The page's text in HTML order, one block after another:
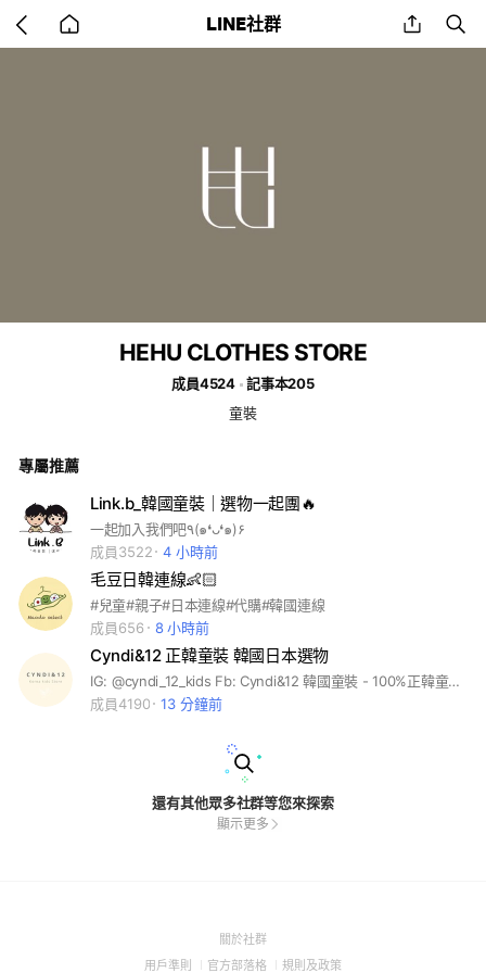
back
to
LINE社群 share
HEHU CLOTHES STORE
成員4524
記事本205
童裝
專屬推薦
Link.b_韓國童裝｜選物一起團🔥
一起加入我們吧٩(๑❛ᴗ❛๑)۶
成員3522
4 小時前
毛豆日韓連線👶🏻
#兒童#親子#日本連線#代購#韓國連線
成員656
8 小時前
Cyndi&12 正韓童裝 韓國日本選物
IG: @cyndi_12_kids Fb: Cyndi&12 韓國童裝 - 100%正韓童裝選物店🇰🇷 - 品質保證：與韓國檔口合作 - 寶寶-12歲小中大童裝都有 歡迎許願 - 不定期團購好物 🈲️ 拜託同業勿進 禁打廣告 🈲️ - 現貨2日內出貨 - 預購7-30日工作天 不接急單🙏🏻 #正韓童裝#小童#大童#嬰兒#團購#韓國代購
成員4190
13 分鐘前
還有其他眾多社群等您來探索
顯示更多
關於社群(Open
用戶準則 (Open
官方部落格 (Open
規則及政策(Open